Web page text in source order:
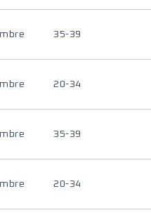
35-39
20-34
35-39
20-34